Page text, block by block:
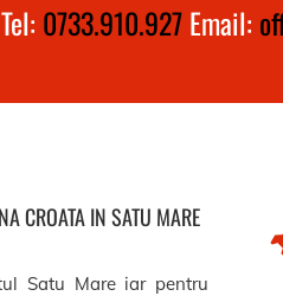
0733.910.927Email:
CROATA IN SATU MARE
Satu Mare iar pentru